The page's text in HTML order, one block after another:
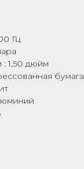
Гц
: 1,50 дюйм
бумага